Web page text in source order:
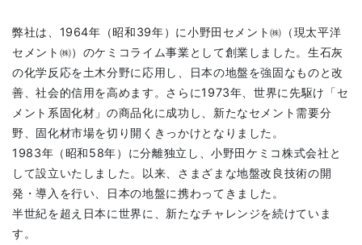
弊社は、1964年（昭和39年）に小野田セメント㈱（現太平洋
セメント㈱）のケミコライム事業として創業しました。生石灰
の化学反応を土木分野に応用し、日本の地盤を強固なものと改
善、社会的信用を高めます。さらに1973年、世界に先駆け「セ
メント系固化材」の商品化に成功し、新たなセメント需要分
野、固化材市場を切り開くきっかけとなりました。
1983年（昭和58年）に分離独立し、小野田ケミコ株式会社と
して設立いたしました。以来、さまざまな地盤改良技術の開
発・導入を行い、日本の地盤に携わってきました。
半世紀を超え日本に世界に、新たなチャレンジを続けていま
す。